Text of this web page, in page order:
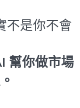
不是你不會
幫你做市場